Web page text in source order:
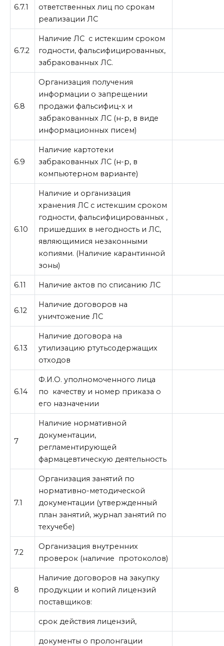
6.7.1
ответственных лиц по срокам
реализации ЛС
6.7.2
Наличие ЛС с истекшим сроком
годности, фальсифицированных,
забракованных ЛС.
6.8
Организация получения
информации о запрещении
продажи фальсифиц-х и
забракованных ЛС (н-р, в виде
информационных писем)
6.9
Наличие картотеки
забракованных ЛС (н-р, в
компьютерном варианте)
6.10
Наличие и организация
хранения ЛС с истекшим сроком
годности, фальсифицированных ,
пришедших в негодность и ЛС,
являющимися незаконными
копиями. (Наличие карантинной
зоны)
6.11 Наличие актов по списанию ЛС
6.12
Наличие договоров на
уничтожение ЛС
6.13
Наличие договора на
утилизацию ртутьсодержащих
отходов
6.14
Ф.И.О. уполномоченного лица
по качеству и номер приказа о
его назначении
7
Наличие нормативной
документации,
регламентирующей
фармацевтическую деятельность
7.1
Организация занятий по
нормативно-методической
документации (утвержденный
план занятий, журнал занятий по
техучебе)
7.2
Организация внутренних
проверок (наличие протоколов)
8
Наличие договоров на закупку
продукции и копий лицензий
поставщиков:
срок действия лицензий,
документы о пролонгации